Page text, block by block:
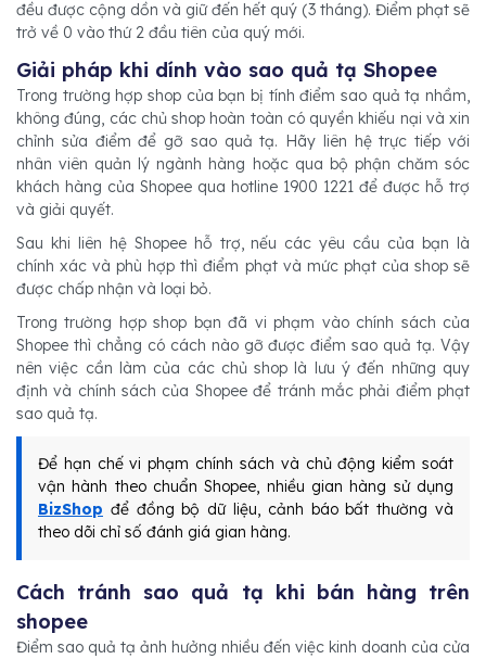
đều được cộng dồn và giữ đến hết quý (3 tháng). Điểm phạt sẽ
trở về 0 vào thứ 2 đầu tiên của quý mới.
Giải pháp khi dính vào sao quả tạ Shopee
Trong trường hợp shop của bạn bị tính điểm sao quả tạ nhầm,
không đúng, các chủ shop hoàn toàn có quyền khiếu nại và xin
chỉnh sửa điểm để gỡ sao quả tạ. Hãy liên hệ trực tiếp với
nhân viên quản lý ngành hàng hoặc qua bộ phận chăm sóc
khách hàng của Shopee qua hotline 1900 1221 để được hỗ trợ
và giải quyết.
Sau khi liên hệ Shopee hỗ trợ, nếu các yêu cầu của bạn là
chính xác và phù hợp thì điểm phạt và mức phạt của shop sẽ
được chấp nhận và loại bỏ.
Trong trường hợp shop bạn đã vi phạm vào chính sách của
Shopee thì chẳng có cách nào gỡ được điểm sao quả tạ. Vậy
nên việc cần làm của các chủ shop là lưu ý đến những quy
định và chính sách của Shopee để tránh mắc phải điểm phạt
sao quả tạ.
Để hạn chế vi phạm chính sách và chủ động kiểm soát
vận hành theo chuẩn Shopee, nhiều gian hàng sử dụng
BizShop để đồng bộ dữ liệu, cảnh báo bất thường và
theo dõi chỉ số đánh giá gian hàng.
Cách tránh sao quả tạ khi bán hàng trên
shopee
Điểm sao quả tạ ảnh hưởng nhiều đến việc kinh doanh của cửa